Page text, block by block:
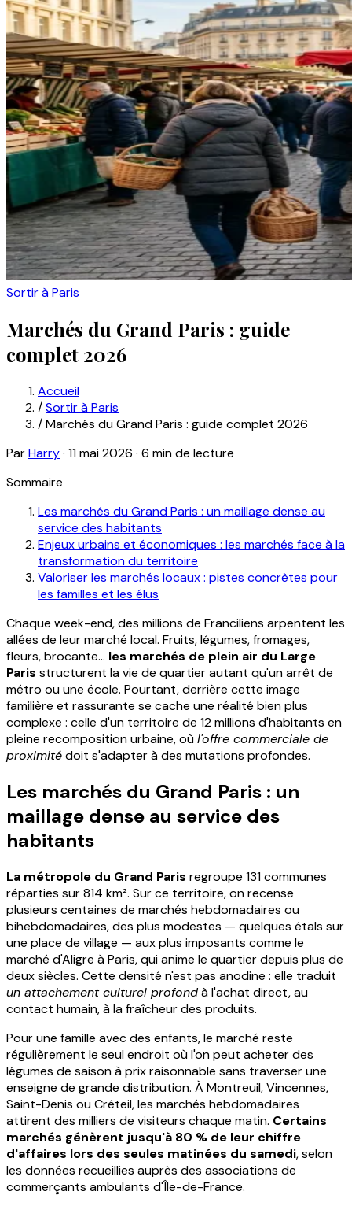
Sortir à Paris
Marchés du Grand Paris : guide
complet 2026
Accueil
/Sortir à Paris
/Marchés du Grand Paris : guide complet 2026
ParHarry· 11 mai 2026 · 6 min de lecture
Sommaire
Les marchés du Grand Paris : un maillage dense au
service des habitants
Enjeux urbains et économiques : les marchés face à la
transformation du territoire
Valoriser les marchés locaux : pistes concrètes pour
les familles et les élus
Chaque week-end, des millions de Franciliens arpentent les
allées de leur marché local. Fruits, légumes, fromages,
fleurs, brocante… les marchés de plein air du Large
Paris structurent la vie de quartier autant qu'un arrêt de
métro ou une école. Pourtant, derrière cette image
familière et rassurante se cache une réalité bien plus
complexe : celle d'un territoire de 12 millions d'habitants en
pleine recomposition urbaine, oùl'offre commerciale de
proximitédoit s'adapter à des mutations profondes.
Les marchés du Grand Paris : un
maillage dense au service des
habitants
La métropole du Grand Paris regroupe 131 communes
réparties sur 814 km². Sur ce territoire, on recense
plusieurs centaines de marchés hebdomadaires ou
bihebdomadaires, des plus modestes — quelques étals sur
une place de village — aux plus imposants comme le
marché d'Aligre à Paris, qui anime le quartier depuis plus de
deux siècles. Cette densité n'est pas anodine : elle traduit
un attachement culturel profondà l'achat direct, au
contact humain, à la fraîcheur des produits.
Pour une famille avec des enfants, le marché reste
régulièrement le seul endroit où l'on peut acheter des
légumes de saison à prix raisonnable sans traverser une
enseigne de grande distribution. À Montreuil, Vincennes,
Saint-Denis ou Créteil, les marchés hebdomadaires
attirent des milliers de visiteurs chaque matin. Certains
marchés génèrent jusqu'à 80 % de leur chiffre
d'affaires lors des seules matinées du samedi, selon
les données recueillies auprès des associations de
commerçants ambulants d'Île-de-France.